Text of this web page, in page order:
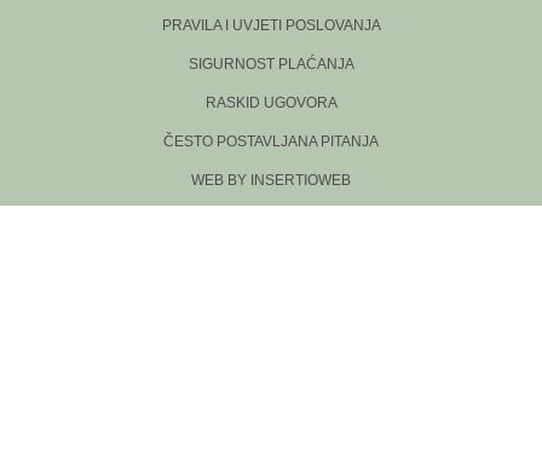
PRAVILA I UVJETI POSLOVANJA
SIGURNOST PLAĆANJA
RASKID UGOVORA
ČESTO POSTAVLJANA PITANJA
WEB BY INSERTIOWEB